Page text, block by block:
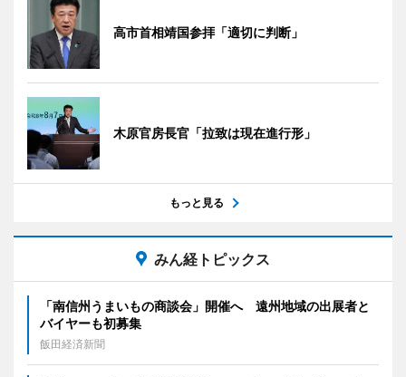
高市首相靖国参拝「適切に判断」
木原官房長官「拉致は現在進行形」
もっと見る
みん経トピックス
「南信州うまいもの商談会」開催へ 遠州地域の出展者と
バイヤーも初募集
飯田経済新聞